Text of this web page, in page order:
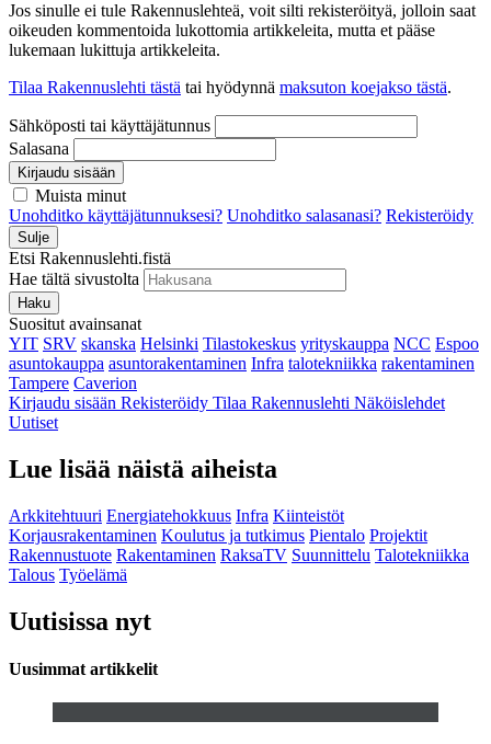
Jos sinulle ei tule Rakennuslehteä, voit silti rekisteröityä, jolloin saat
oikeuden kommentoida lukottomia artikkeleita, mutta et pääse
lukemaan lukittuja artikkeleita.
Tilaa Rakennuslehti tästä tai hyödynnä maksuton koejakso tästä.
Sähköposti tai käyttäjätunnus
Salasana
Kirjaudu sisään
Muista minut
Unohditko käyttäjätunnuksesi? Unohditko salasanasi? Rekisteröidy
Sulje
Etsi Rakennuslehti.fistä
Hae tältä sivustolta
Haku
Suositut avainsanat
YIT SRV skanska Helsinki Tilastokeskus yrityskauppa NCC Espoo
asuntokauppa asuntorakentaminen Infra talotekniikka rakentaminen
Tampere Caverion
Kirjaudu sisään Rekisteröidy Tilaa Rakennuslehti Näköislehdet
Uutiset
Lue lisää näistä aiheista
Arkkitehtuuri Energiatehokkuus Infra Kiinteistöt
Korjausrakentaminen Koulutus ja tutkimus Pientalo Projektit
Rakennustuote Rakentaminen RaksaTV Suunnittelu Talotekniikka
Talous Työelämä
Uutisissa nyt
Uusimmat artikkelit